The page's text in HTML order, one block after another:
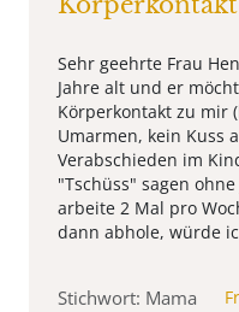
Sehr geehrte Frau
Jahre alt und er
Körperkontakt zu mir
Umarmen, kein Kuss
Verabschieden im
"Tschüss" sagen
arbeite 2 Mal pro
dann abhole, würde
Stichwort: Mama